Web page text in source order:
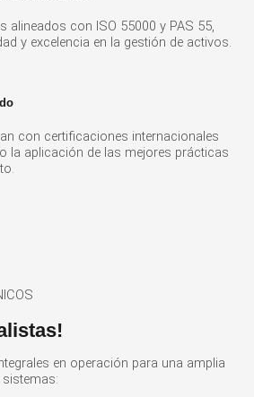
alineados con ISO 55000 y PAS 55,
y excelencia en la gestión de activos.
con certificaciones internacionales
la aplicación de las mejores prácticas
en operación para una amplia